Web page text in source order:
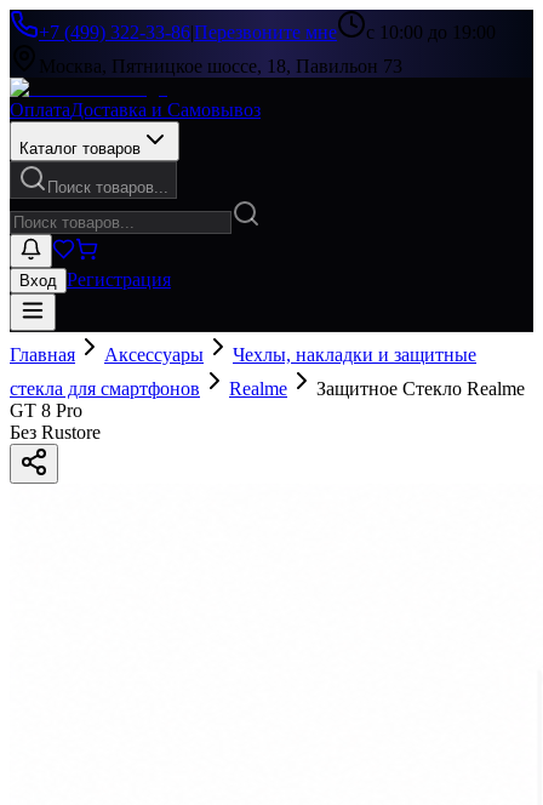
+7 (499) 322-33-86|Перезвоните мне
с 10:00 до 19:00
Москва, Пятницкое шоссе, 18, Павильон 73
ОплатаДоставка и Самовывоз
Каталог товаров
Поиск товаров...
Вход Регистрация
Главная Аксессуары
Чехлы, накладки и защитные
стекла для смартфонов
Realme
Защитное Стекло Realme
GT 8 Pro
Без Rustore